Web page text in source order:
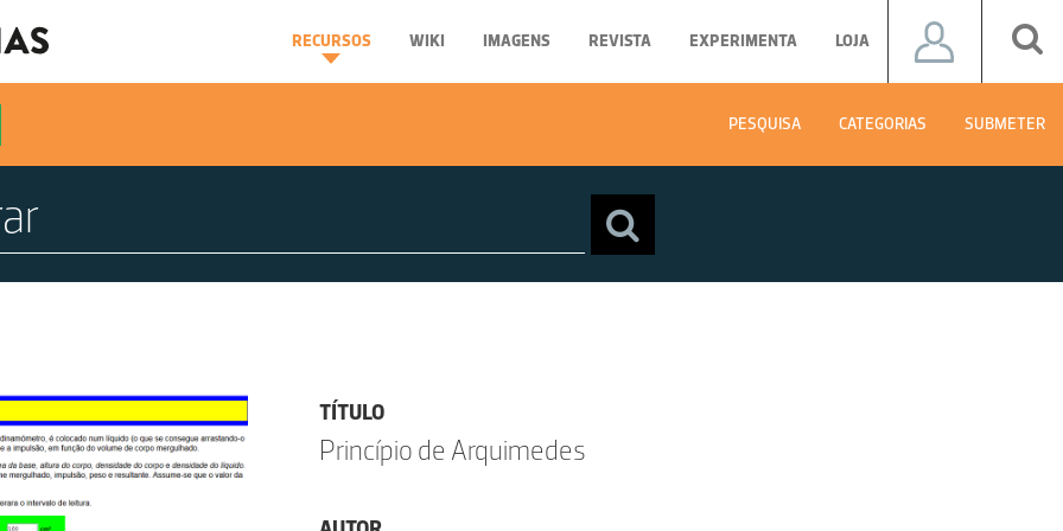
RECURSOS WIKI IMAGENS REVISTA EXPERIMENTA LOJA
PESQUISA CATEGORIAS SUBMETER
TÍTULO
Princípio de Arquimedes